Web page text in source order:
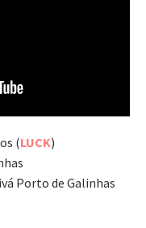
(LUCK)
Porto de Galinhas